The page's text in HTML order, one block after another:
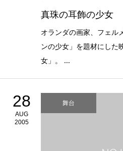
真珠の耳飾の少女
オランダの画家、フェル
ンの少女」を題材にした
女」。 ...
28
AUG
2005
舞台